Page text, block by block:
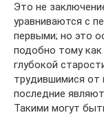
Это не
уравниваются с
первыми; но это
подобно тому
глубокой
трудившимися от
последние
Такими могут